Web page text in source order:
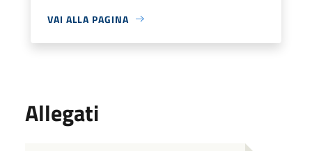
VAI ALLA PAGINA
Allegati